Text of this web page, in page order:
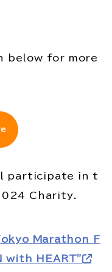
below for more
participate in t
Charity.
Marathon F
with HEART”